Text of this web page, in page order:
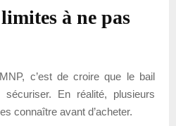
à ne pas
c’est de croire que le bail
En réalité, plusieurs
connaître avant d’acheter.